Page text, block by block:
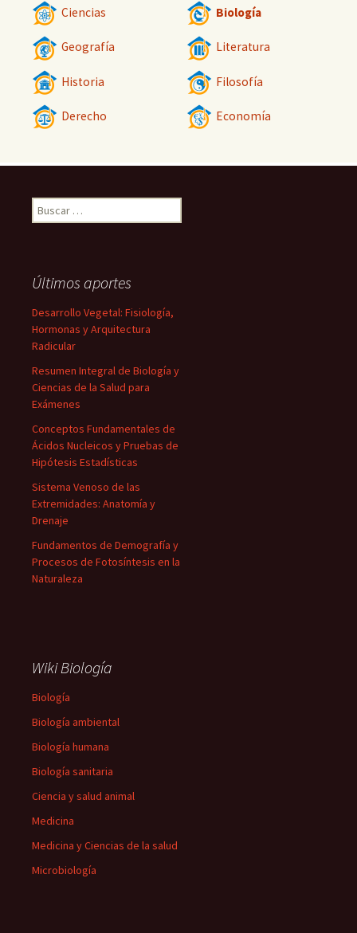
Ciencias Biología
Geografía Literatura
Historia Filosofía
Derecho Economía
Buscar:
Últimos aportes
Desarrollo Vegetal: Fisiología,
Hormonas y Arquitectura
Radicular
Resumen Integral de Biología y
Ciencias de la Salud para
Exámenes
Conceptos Fundamentales de
Ácidos Nucleicos y Pruebas de
Hipótesis Estadísticas
Sistema Venoso de las
Extremidades: Anatomía y
Drenaje
Fundamentos de Demografía y
Procesos de Fotosíntesis en la
Naturaleza
Wiki Biología
Biología
Biología ambiental
Biología humana
Biología sanitaria
Ciencia y salud animal
Medicina
Medicina y Ciencias de la salud
Microbiología